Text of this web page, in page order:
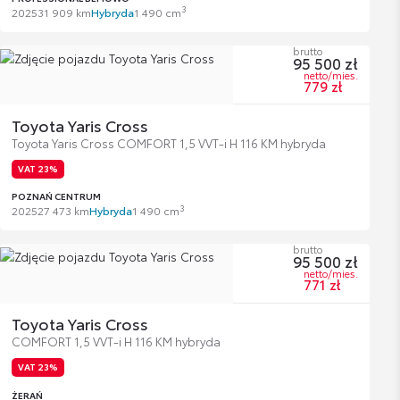
202531 909 kmHybryda1 490 cm3
Toyota Yaris Cross
Toyota Yaris Cross COMFORT 1,5 VVT-i H 116 KM hybryda
VAT 23%
POZNAŃ CENTRUM
202527 473 kmHybryda1 490 cm3
brutto
95 500 zł
netto/mies.
779 zł
Toyota Yaris Cross
COMFORT 1,5 VVT-i H 116 KM hybryda
VAT 23%
ŻERAŃ
brutto
95 500 zł
netto/mies.
771 zł